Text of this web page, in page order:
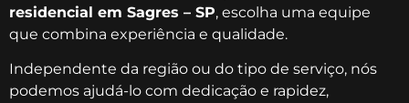
residencial em Sagres – SP, escolha uma equipe
que combina experiência e qualidade.
Independente da região ou do tipo de serviço, nós
podemos ajudá-lo com dedicação e rapidez,